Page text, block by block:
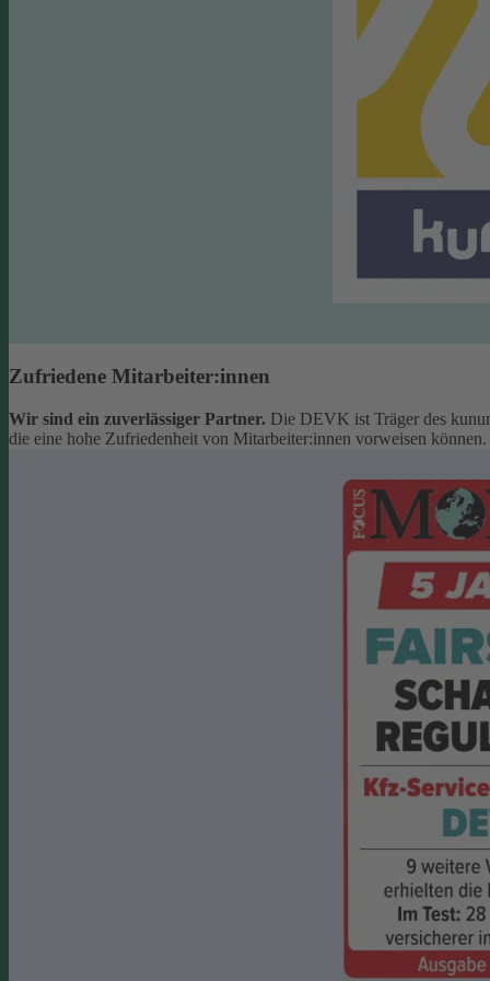
Zufriedene Mitarbeiter:innen
Wir sind ein zuverlässiger Partner. Die DEVK ist Träger des
die eine hohe Zufriedenheit von Mitarbeiter:innen vorweisen können.